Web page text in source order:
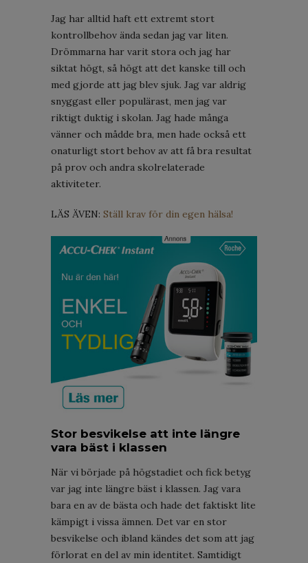
Jag har alltid haft ett extremt stort
kontrollbehov ända sedan jag var liten.
Drömmarna har varit stora och jag har
siktat högt, så högt att det kanske till och
med gjorde att jag blev sjuk. Jag var aldrig
snyggast eller populärast, men jag var
riktigt duktig i skolan. Jag hade många
vänner och mådde bra, men hade också ett
onaturligt stort behov av att få bra resultat
på prov och andra skolrelaterade
aktiviteter.
LÄS ÄVEN: Ställ krav för din egen hälsa!
Stor besvikelse att inte längre
vara bäst i klassen
När vi började på högstadiet och fick betyg
var jag inte längre bäst i klassen. Jag vara
bara en av de bästa och hade det faktiskt lite
kämpigt i vissa ämnen. Det var en stor
besvikelse och ibland kändes det som att jag
förlorat en del av min identitet. Samtidigt